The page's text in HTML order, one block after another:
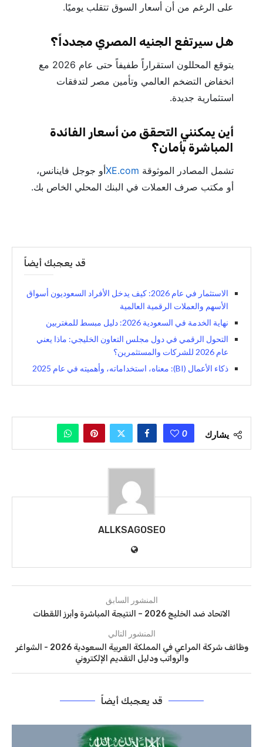
على الرغم من أن أسعار السوق تتقلب يوميًا.
هل سيرتفع الجنيه المصري مجدداً؟
يتوقع المحللون استقراراً طفيفاً حتى عام 2026 مع
انخفاض التضخم العالمي وتأمين مصر لتدفقات
استثمارية جديدة.
أين يمكنني التحقق من أسعار الفائدة
المباشرة بأمان؟
تشمل المصادر الموثوقة XE.comأو جوجل فاينانس،
أو مكتب صرف العملات في البنك المحلي الخاص بك.
قد يعجبك أيضاً
الاستثمار في عام 2026: كيف يدخل الأفراد السعوديون أسواق
الأسهم والعملات الرقمية العالمية
نهاية الخدمة في السعودية 2026: دليل مبسط للمغتربين
التحول الرقمي في دول مجلس التعاون الخليجي: ماذا يعني
عام 2026 للشركات والمستثمرين؟
ذكاء الأعمال (BI): معناه، استخداماته، وأهميته في عام 2025
يشارك 0
ALLKSAGOSEO
المنشور السابق
الاتحاد ضد الخليج 2026 – النتيجة المباشرة وأبرز اللقطات
المنشور التالي
وظائف شركة المراعي في المملكة العربية السعودية 2026 - الشواغر
والرواتب ودليل التقديم الإلكتروني
قد يعجبك أيضاً